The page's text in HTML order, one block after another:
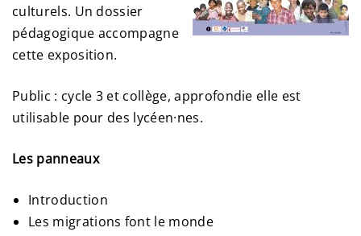
culturels. Un dossier
pédagogique accompagne
cette exposition.
Public : cycle 3 et collège, approfondie elle est
utilisable pour des lycéen·nes.
Les panneaux
Introduction
Les migrations font le monde